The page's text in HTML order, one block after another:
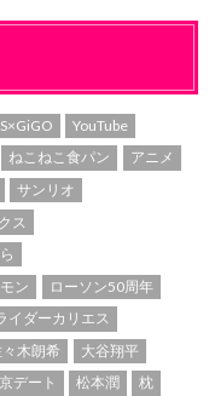
YouTube
ねこねこ食パン
アニメ
サンリオ
ス
ン
ローソン50周年
イダーカリエス
木朗希
大谷翔平
デート 松本潤
枕